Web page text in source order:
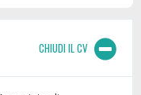
CHIUDI IL CV